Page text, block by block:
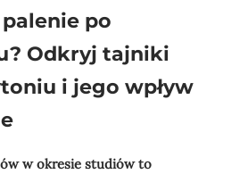
po
Odkryj tajniki
i jego wpływ
w okresie studiów to